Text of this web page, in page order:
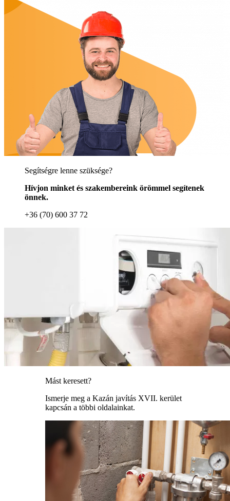
Segítségre lenne szüksége?
Hívjon minket és szakembereink örömmel segítenek
önnek.
+36 (70) 600 37 72
Mást keresett?
Ismerje meg a Kazán javítás XVII. kerület
kapcsán a többi oldalainkat.